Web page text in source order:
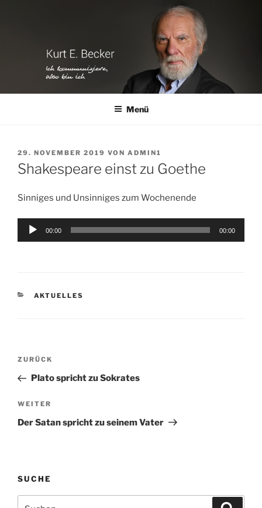
Menü
VERÖFFENTLICHT
AM
29. NOVEMBER 2019 VON ADMIN1
Shakespeare einst zu Goethe
Sinniges und Unsinniges zum Wochenende
Audio-
00:00 00:00
KATEGORIEN
AKTUELLES
Beitragsnavigation
Vorheriger
Beitrag
ZURÜCK
Plato spricht zu Sokrates
Nächster
Beitrag
WEITER
Der Satan spricht zu seinem Vater
SUCHE